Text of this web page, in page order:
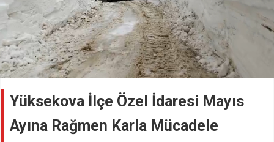
Yüksekova İlçe Özel İdaresi Mayıs
Ayına Rağmen Karla Mücadele